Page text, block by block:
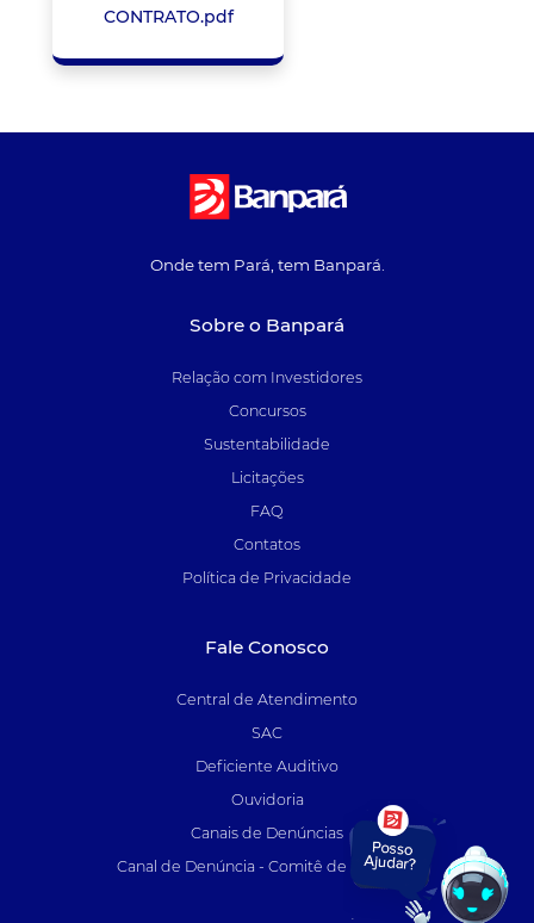
CONTRATO.pdf
Onde tem Pará, tem Banpará.
Sobre o Banpará
Relação com Investidores
Concursos
Sustentabilidade
Licitações
FAQ
Contatos
Política de Privacidade
Fale Conosco
Central de Atendimento
SAC
Deficiente Auditivo
Ouvidoria
Canais de Denúncias
Canal de Denúncia - Comitê de Auditoria